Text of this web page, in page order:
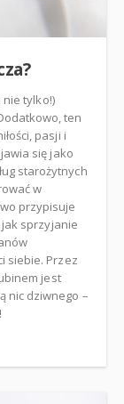
nie tylko!)
ten
pasji i
się jako
starożytnych
w
przypisuje
jak sprzyjanie
siebie. Przez
jest
nic dziwnego –